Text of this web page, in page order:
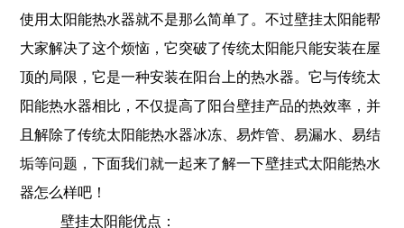
使用太阳能热水器就不是那么简单了。不过壁挂太阳能帮
大家解决了这个烦恼，它突破了传统太阳能只能安装在屋
顶的局限，它是一种安装在阳台上的热水器。它与传统太
阳能热水器相比，不仅提高了阳台壁挂产品的热效率，并
且解除了传统太阳能热水器冰冻、易炸管、易漏水、易结
垢等问题，下面我们就一起来了解一下壁挂式太阳能热水
器怎么样吧！
壁挂太阳能优点：